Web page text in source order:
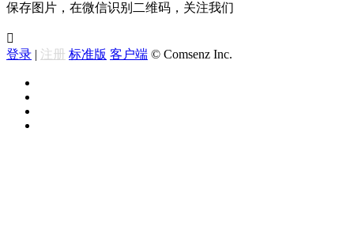
保存图片，在微信识别二维码，关注我们

登录 | 注册 标准版 客户端 © Comsenz Inc.